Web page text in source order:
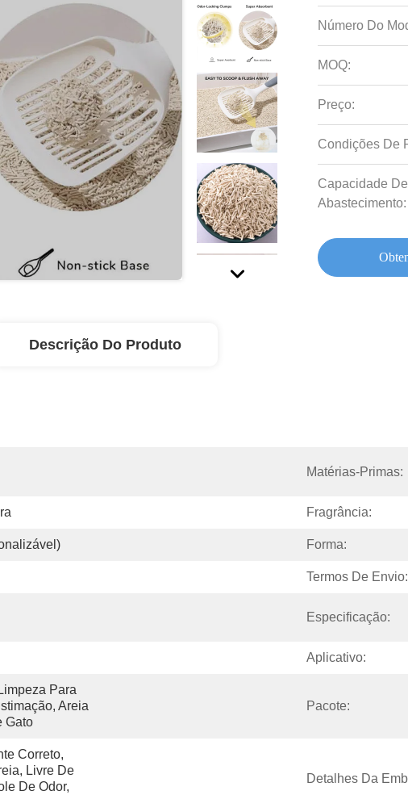
Número Do
MOQ:
Preço:
Condições De
Capacidade De
Abastecimento:
Descrição Do Produto
Matérias-Primas:
Fragrância:
Forma:
Termos De Envio:
Especificação:
Aplicativo:
Para
Areia
Gato
Pacote:
Correto,
Livre De
De Odor,
Detalhes Da